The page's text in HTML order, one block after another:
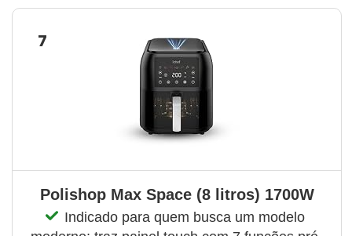
7
Polishop Max Space (8 litros) 1700W
Indicado para quem busca um modelo